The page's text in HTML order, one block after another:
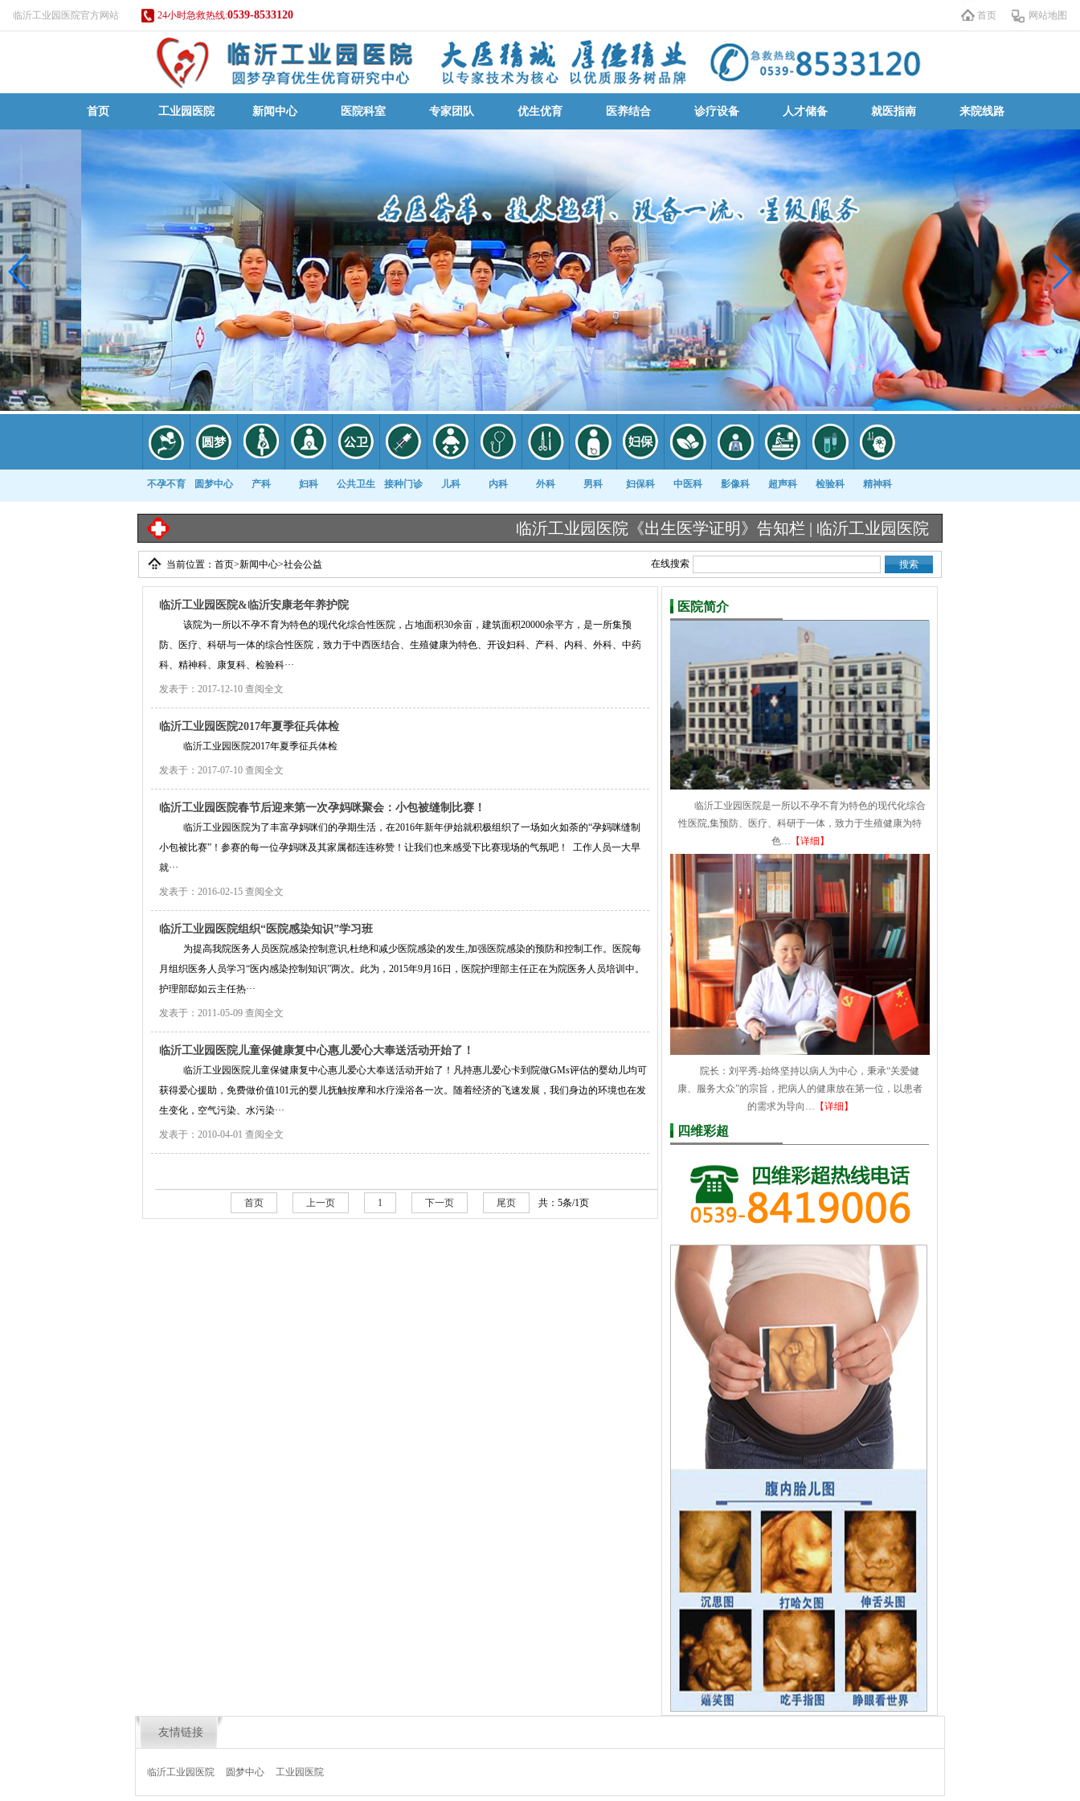
临沂工业园医院官方网站 24小时急救热线:0539-8533120 首页 网站地图
首页 工业园医院 新闻中心 医院科室 专家团队 优生优育 医养结合 诊疗设备 人才储备 就医指南 来院线路
不孕不育 圆梦中心 产科 妇科 公共卫生 接种门诊 儿科 内科 外科 男科 妇保科 中医科 影像科 超声科 检验科 精神科
康复科
临沂工业园医院《出生医学证明》告知栏 | 临沂工业园医院《出生医学证明》办理流程
当前位置： 首页>新闻中心>社会公益 在线搜索
临沂工业园医院&临沂安康老年养护院
该院为一所以不孕不育为特色的现代化综合性医院，占地面积30余亩，建筑面积20000余平方，是一所集预
防、医疗、科研与一体的综合性医院，致力于中西医结合、生殖健康为特色、开设妇科、产科、内科、外科、中药
科、精神科、康复科、检验科···
发表于：2017-12-10 查阅全文
临沂工业园医院2017年夏季征兵体检
临沂工业园医院2017年夏季征兵体检
发表于：2017-07-10 查阅全文
临沂工业园医院春节后迎来第一次孕妈咪聚会：小包被缝制比赛！
临沂工业园医院为了丰富孕妈咪们的孕期生活，在2016年新年伊始就积极组织了一场如火如荼的“孕妈咪缝制
小包被比赛”！参赛的每一位孕妈咪及其家属都连连称赞！让我们也来感受下比赛现场的气氛吧！ 工作人员一大早
就···
发表于：2016-02-15 查阅全文
临沂工业园医院组织“医院感染知识”学习班
为提高我院医务人员医院感染控制意识,杜绝和减少医院感染的发生,加强医院感染的预防和控制工作。医院每
月组织医务人员学习“医内感染控制知识”两次。此为，2015年9月16日，医院护理部主任正在为院医务人员培训中。
护理部邸如云主任热···
发表于：2011-05-09 查阅全文
临沂工业园医院儿童保健康复中心惠儿爱心大奉送活动开始了！
临沂工业园医院儿童保健康复中心惠儿爱心大奉送活动开始了！凡持惠儿爱心卡到院做GMs评估的婴幼儿均可
获得爱心援助，免费做价值101元的婴儿抚触按摩和水疗澡浴各一次。随着经济的飞速发展，我们身边的环境也在发
生变化，空气污染、水污染···
发表于：2010-04-01 查阅全文
首页 上一页 1 下一页 尾页 共：5条/1页
医院简介
临沂工业园医院是一所以不孕不育为特色的现代化综合
性医院,集预防、医疗、科研于一体，致力于生殖健康为特
色… 【详细】
院长：刘平秀-始终坚持以病人为中心，秉承“关爱健
康、服务大众”的宗旨，把病人的健康放在第一位，以患者
的需求为导向… 【详细】
四维彩超
友情链接
临沂工业园医院 圆梦中心 工业园医院